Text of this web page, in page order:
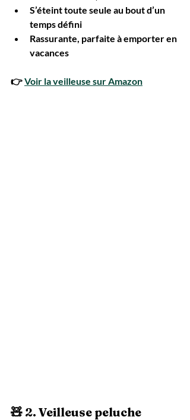
S’éteint toute seule au bout d’un
temps défini
Rassurante, parfaite à emporter en
vacances
👉 Voir la veilleuse sur Amazon
🧸 2. Veilleuse peluche